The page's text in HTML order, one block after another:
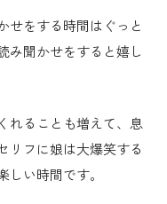
せをする時間はぐっと
み聞かせをすると嬉し
れることも増えて、息
リフに娘は大爆笑する
い時間です。